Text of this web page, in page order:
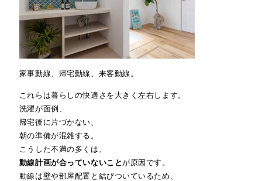
家事動線、帰宅動線、来客動線。
これらは暮らしの快適さを大きく左右します。
洗濯が面倒、
帰宅後に片づかない、
朝の準備が混雑する。
こうした不満の多くは、
動線計画が合っていないことが原因です。
動線は壁や部屋配置と結びついているため、